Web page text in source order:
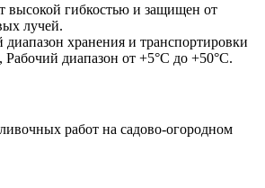
высокой гибкостью и защищен от
лучей.
хранения и транспортировки
Рабочий диапазон от +5°С до +50°С.
работ на садово-огородном